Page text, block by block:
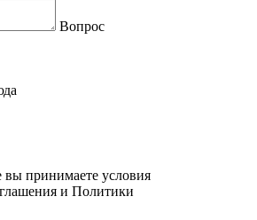
Вопрос
принимаете условия
и Политики